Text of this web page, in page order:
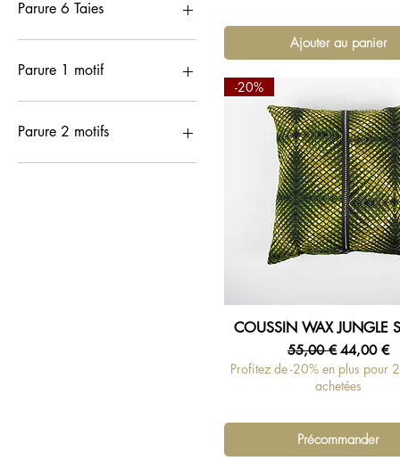
Rouge-vert-blanc-beige
Wax Paon rouge
Parure 6 Taies
Parures-6 Taies d'oreillers
Parure 1 motif
Parures-Motif unique (2
faces)
Parure 2 motifs
Parures-2 faces différentes
Ajouter au panier
Aperçu rapide
-20%
COUSSIN WAX JUNGLE
Prix original
55,00 € Prix
44,00 €
Profitez de -20% en plus pour
achetées
Précommander